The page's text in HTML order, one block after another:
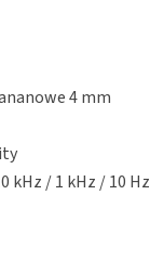
4 mm
kHz / 1 kHz / 10 Hz